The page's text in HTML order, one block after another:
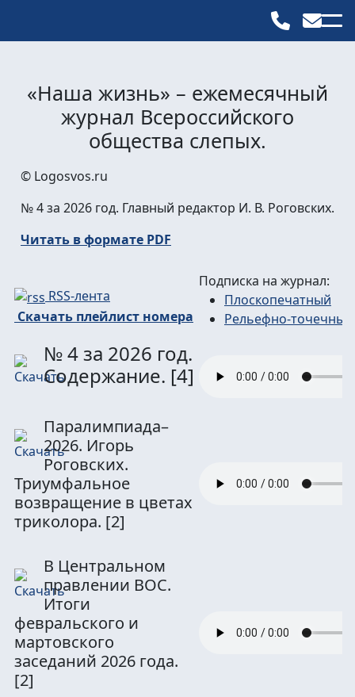
«Наша жизнь» – ежемесячный
журнал Всероссийского
общества слепых.
© Logosvos.ru
№ 4 за 2026 год. Главный редактор И. В. Роговских.
Читать в формате PDF
RSS-лента
Скачать плейлист номера
Подписка на журнал:
Плоскопечатный
Рельефно-точечный
№ 4 за 2026 год.
Содержание. [4]
Паралимпиада–
2026. Игорь
Роговских.
Триумфальное
возвращение в цветах
триколора. [2]
В Центральном
правлении ВОС.
Итоги
февральского и
мартовского
заседаний 2026 года.
[2]